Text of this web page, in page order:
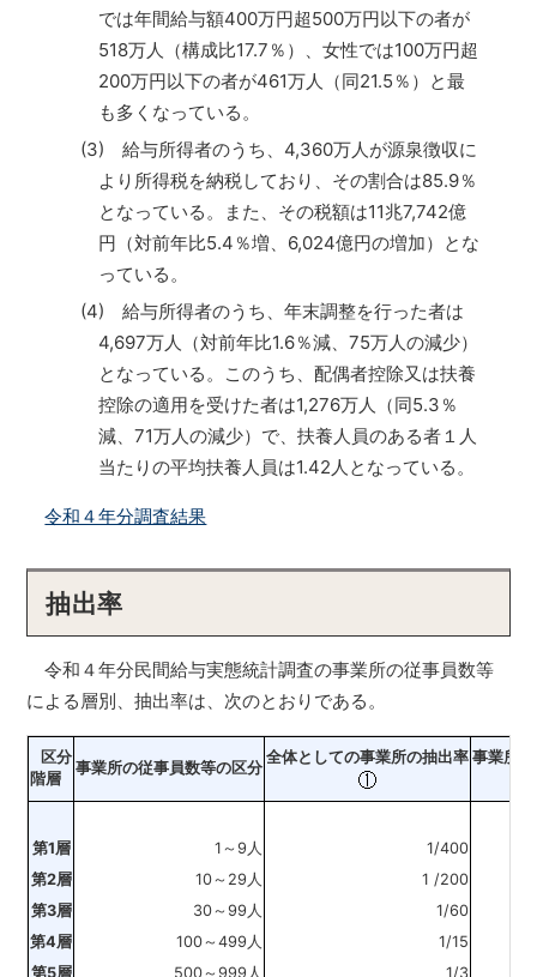
では年間給与額400万円超500万円以下の者が
518万人（構成比17.7％）、女性では100万円超
200万円以下の者が461万人（同21.5％）と最
も多くなっている。
(3) 給与所得者のうち、4,360万人が源泉徴収に
より所得税を納税しており、その割合は85.9％
となっている。また、その税額は11兆7,742億
円（対前年比5.4％増、6,024億円の増加）とな
っている。
(4) 給与所得者のうち、年末調整を行った者は
4,697万人（対前年比1.6％減、75万人の減少）
となっている。このうち、配偶者控除又は扶養
控除の適用を受けた者は1,276万人（同5.3％
減、71万人の減少）で、扶養人員のある者１人
当たりの平均扶養人員は1.42人となっている。
令和４年分調査結果
抽出率
令和４年分民間給与実態統計調査の事業所の従事員数等
による層別、抽出率は、次のとおりである。
区分
階層
事業所の従事員数等の区分
全体としての事業所の抽出率 事業所
第1層 1～9人
1/400
第2層
10～29人
1 /200
第3層
30～99人
1/60
第4層
100～499人
1/15
第5層
500～999人 1/3